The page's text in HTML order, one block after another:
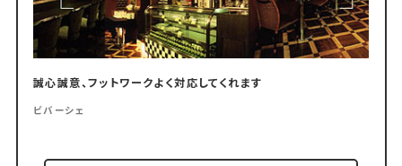
誠心誠意、フットワークよく対応してくれます
ビバーシェ